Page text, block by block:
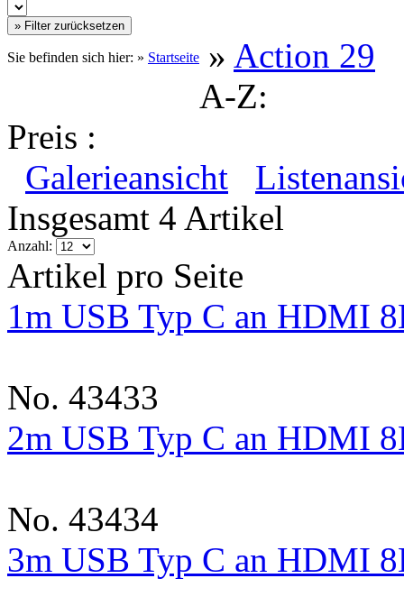
Sie befinden sich hier: » Startseite » Action 29
A-Z:
Preis :
Galerieansicht
Insgesamt 4 Artikel
Anzahl:
Artikel pro Seite
1m USB Typ C an HDMI
No. 43433
2m USB Typ C an HDMI
No. 43434
3m USB Typ C an HDMI